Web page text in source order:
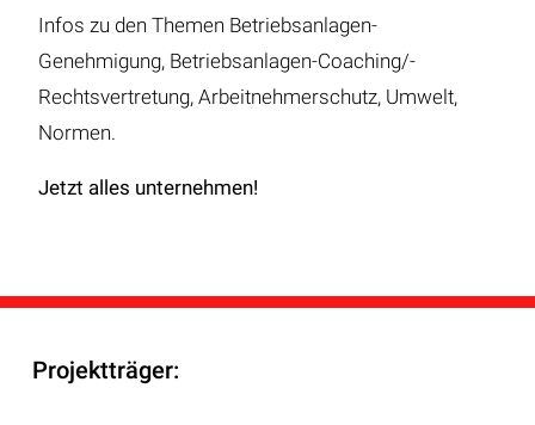
Infos zu den Themen Betriebsanlagen-
Genehmigung, Betriebsanlagen-Coaching/-
Rechtsvertretung, Arbeitnehmerschutz, Umwelt,
Normen.
Jetzt alles unternehmen!
Projektträger: